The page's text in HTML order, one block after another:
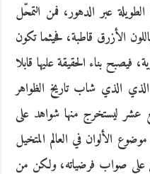
عبر الدهور، فمن التمحّل
الأزرق قاطبة، فحيثما تكون
فيصبح بناء الحقيقة عليها قابلا
الذي الذي شاب تاريخ الظواهر
عشر ليستخرج منها شواهد على
الألوان في العالم المتخيل
صواب فرضياته، ولكن من